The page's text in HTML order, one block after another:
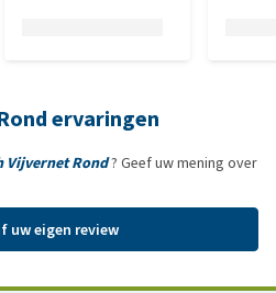
ervaringen
Vijvernet Rond? Geef uw mening over
uw eigen review